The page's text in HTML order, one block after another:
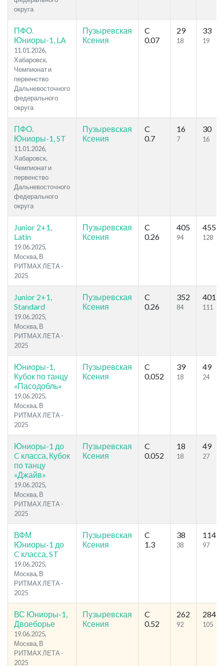
округа
ПФО.
Юниоры-1, LA
11.01.2026,
Хабаровск,
Чемпионат и
первенство
Дальневосточного
федерального
округа
Пузыревская
Ксения
C
0.07
29
18
33
19
ПФО.
Юниоры-1, ST
11.01.2026,
Хабаровск,
Чемпионат и
первенство
Дальневосточного
федерального
округа
Пузыревская
Ксения
C
0.7
16
7
30
16
Junior 2+1,
Latin
19.06.2025,
Москва, В
РИТМАХ ЛЕТА -
2025
Пузыревская
Ксения
C
0.26
405
94
455
128
Junior 2+1,
Standard
19.06.2025,
Москва, В
РИТМАХ ЛЕТА -
2025
Пузыревская
Ксения
C
0.26
352
84
401
111
Юниоры-1,
Кубок по танцу
«Пасодобль»
19.06.2025,
Москва, В
РИТМАХ ЛЕТА -
2025
Пузыревская
Ксения
C
0.052
39
18
49
24
Юниоры-1 до
C класса, Кубок
по танцу
«Джайв»
19.06.2025,
Москва, В
РИТМАХ ЛЕТА -
2025
Пузыревская
Ксения
C
0.052
18
18
49
27
ВФМ
Юниоры-1 до
C класса, ST
19.06.2025,
Москва, В
РИТМАХ ЛЕТА -
2025
Пузыревская
Ксения
C
1.3
38
38
114
97
ВС Юниоры-1,
Двоеборье
19.06.2025,
Москва, В
РИТМАХ ЛЕТА -
2025
Пузыревская
Ксения
C
0.52
262
92
284
105